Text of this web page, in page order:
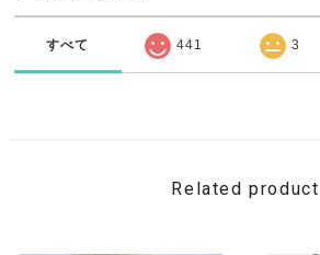
すべて 441 3
Related product